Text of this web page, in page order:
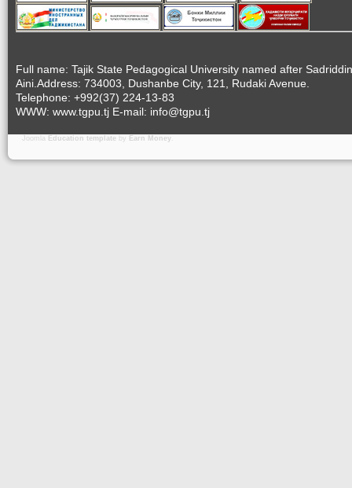
Full name: Tajik State Pedagogical University named after Sadriddin
Aini.Address: 734003, Dushanbe City, 121, Rudaki Avenue.
Telephone: +992(37) 224-13-83
WWW: www.tgpu.tj E-mail: info@tgpu.tj
Joomla Education template by Earn Money.